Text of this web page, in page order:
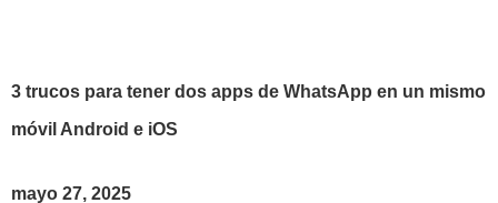
3 trucos para tener dos apps de WhatsApp en un mismo
móvil Android e iOS
mayo 27, 2025